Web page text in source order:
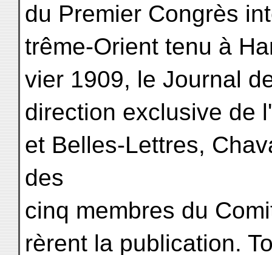
du Premier Congrès
trême-Orient tenu à
vier 1909, le Journal
direction exclusive de
et Belles-Lettres,
des
cinq membres du
rèrent la publication.